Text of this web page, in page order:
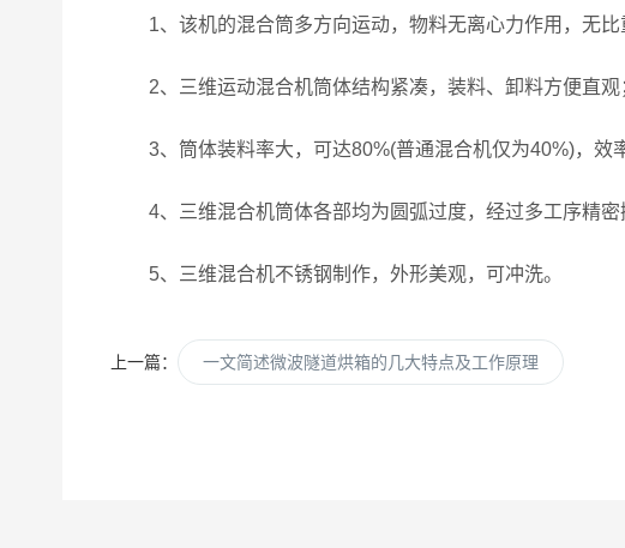
1、该机的混合筒多方向运动，物料无离心力作用，无比
2、三维运动混合机筒体结构紧凑，装料、卸料方便直观
3、筒体装料率大，可达80%(普通混合机仅为40%)，效
4、三维混合机筒体各部均为圆弧过度，经过多工序精密
5、三维混合机不锈钢制作，外形美观，可冲洗。
上一篇： 一文简述微波隧道烘箱的几大特点及工作原理